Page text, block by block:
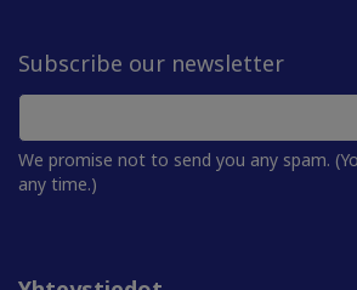
Subscribe our newsletter
We promise not to send you any spam.
any time.)